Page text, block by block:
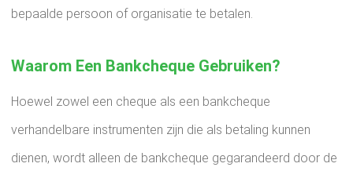
bepaalde persoon of organisatie te betalen.
Waarom Een ​​bankcheque Gebruiken?
Hoewel zowel een cheque als een bankcheque
verhandelbare instrumenten zijn die als betaling kunnen
dienen, wordt alleen de bankcheque gegarandeerd door de